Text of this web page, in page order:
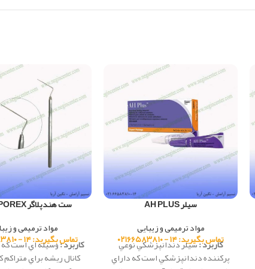
سیلر AH PLUS
مواد ترمیمی و زیبایی
تماس بگیرید: ۱۴ - ۰۲۱۶۶۵۸۳۸۱۰
کاربرد :سيلر دندانپزشكي نوعي
پركننده دندانپزشكي است كه داراي
ست هندپلاگر MDISPOREX
مواد ترمیمی و
تماس بگیرید: ۱۴ - ۰۲۱۶۶۵۸۳۸۱۰
کاربرد :وسيله اي است كه
كانال ريشه براي